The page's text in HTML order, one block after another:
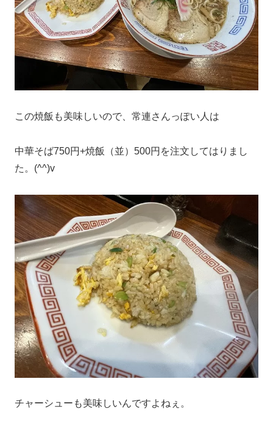
この焼飯も美味しいので、常連さんっぽい人は
中華そば750円+焼飯（並）500円を注文してはりまし
た。(^^)v
チャーシューも美味しいんですよねぇ。